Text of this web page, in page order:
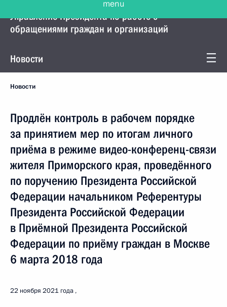
Управление Президента по работе с
обращениями граждан и организаций
Новости
Новости
Продлён контроль в рабочем порядке
за принятием мер по итогам личного
приёма в режиме видео-конференц-связи
жителя Приморского края, проведённого
по поручению Президента Российской
Федерации начальником Референтуры
Президента Российской Федерации
в Приёмной Президента Российской
Федерации по приёму граждан в Москве
6 марта 2018 года
22 ноября 2021 года